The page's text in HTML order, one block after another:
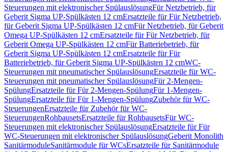
Steuerungen mit elektronischer SpülauslösungFür Netzbetrieb, für
Geberit Sigma UP-Spülkästen 12 cmErsatzteile für Für Netzbetrieb,
für Geberit Sigma UP-Spülkästen 12 cmFür Netzbetrieb, für Geberit
Omega UP-Spülkästen 12 cmErsatzteile für Für Netzbetrieb, für
Geberit Omega UP-Spülkästen 12 cmFür Batteriebetrieb, für
Geberit Sigma UP-Spülkästen 12 cmErsatzteile für Für
Batteriebetrieb, für Geberit Sigma UP-Spülkästen 12 cmWC-
Steuerungen mit pneumatischer SpülauslösungErsatzteile für WC-
Steuerungen mit pneumatischer SpülauslösungFür 2-Mengen-
SpülungErsatzteile für Für 2-Mengen-SpülungFür 1-Mengen-
SpülungErsatzteile für Für 1-Mengen-SpülungZubehör für WC-
SteuerungenErsatzteile für Zubehör für WC-
SteuerungenRohbausetsErsatzteile für RohbausetsFür WC-
Steuerungen mit elektronischer SpülauslösungErsatzteile für Für
WC-Steuerungen mit elektronischer SpülauslösungGeberit Monolith
SanitärmoduleSanitärmodule für WCsErsatzteile für Sanitärmodule